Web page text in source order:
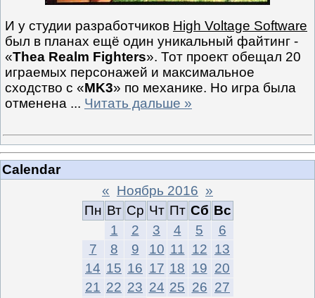
И у студии разработчиков High Voltage Software
был в планах ещё один уникальный файтинг -
«Thea Realm Fighters». Тот проект обещал 20
играемых персонажей и максимальное
сходство с «MK3» по механике. Но игра была
отменена ... Читать дальше »
Calendar
« Ноябрь 2016 »
Пн Вт Ср Чт Пт Сб Вс
1
2 3 4 5
6
7
8 9 10 11 12 13
14 15 16 17 18 19 20
21 22 23 24 25 26 27